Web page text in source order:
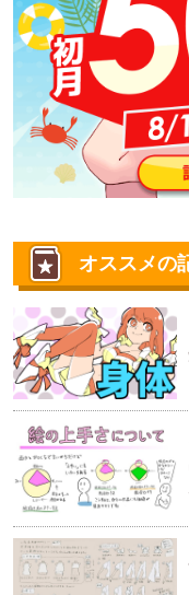
オススメの